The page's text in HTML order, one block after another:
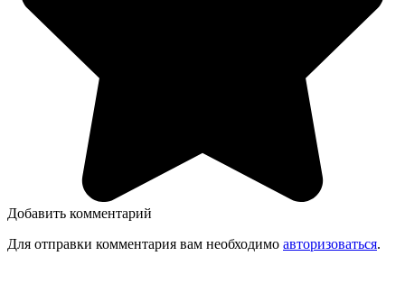
Добавить комментарий
Для отправки комментария вам необходимо авторизоваться.